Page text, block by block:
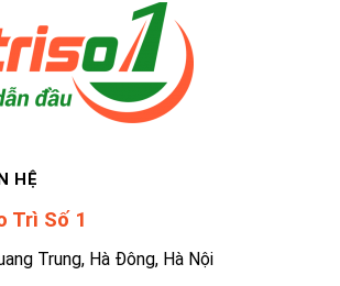
HỆ
Trì Số 1
Trung, Hà Đông, Hà Nội